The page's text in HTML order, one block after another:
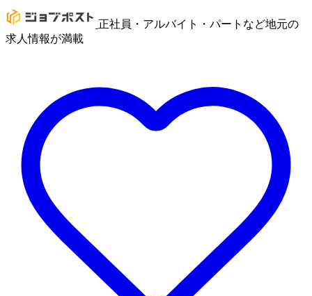
正社員・アルバイト・パートなど地元の
求人情報が満載